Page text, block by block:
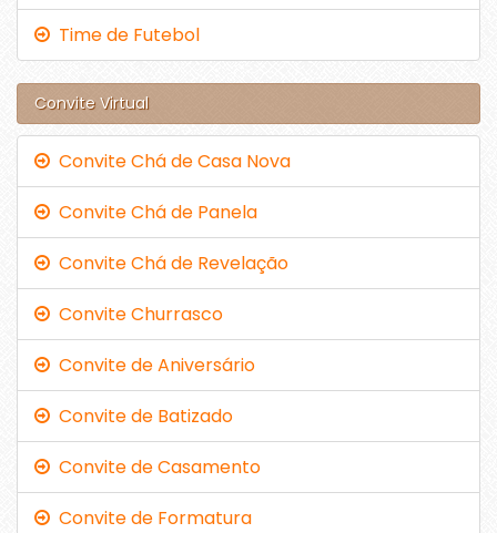
Time de Futebol
Convite Virtual
Convite Chá de Casa Nova
Convite Chá de Panela
Convite Chá de Revelação
Convite Churrasco
Convite de Aniversário
Convite de Batizado
Convite de Casamento
Convite de Formatura